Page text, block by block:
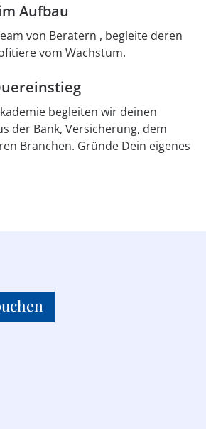
Aufbau
von Beratern , begleite deren
vom Wachstum.
begleiten wir deinen
der Bank, Versicherung, dem
Branchen. Gründe Dein eigenes